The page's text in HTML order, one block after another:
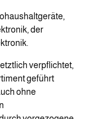
der
verpflichtet,
geführt
ohne